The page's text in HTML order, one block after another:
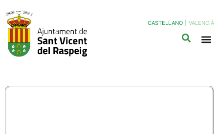
CASTELLANO VALENCIÀ